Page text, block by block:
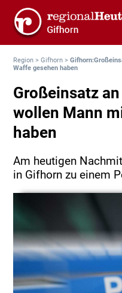
Region >Gifhorn >
Waffe gesehen haben
Großeinsatz
wollen Mann
haben
Am heutigen
in Gifhorn zu einem